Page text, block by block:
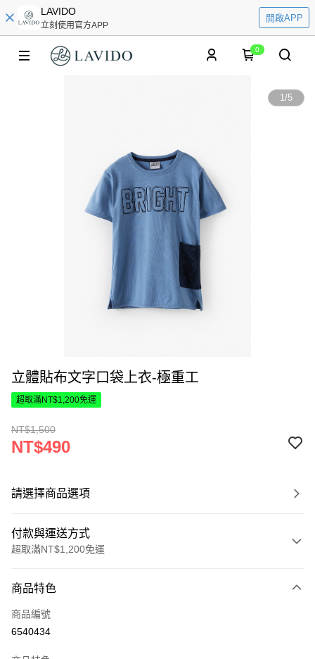
LAVIDO
立刻使用官方APP
開啟APP
0
1/5
立體貼布文字口袋上衣-極重工
超取滿NT$1,200免運
NT$1,500
NT$490
請選擇商品選項
付款與運送方式
超取滿NT$1,200免運
信用卡一次付款
超商取貨付款
商品特色
商品編號
6540434